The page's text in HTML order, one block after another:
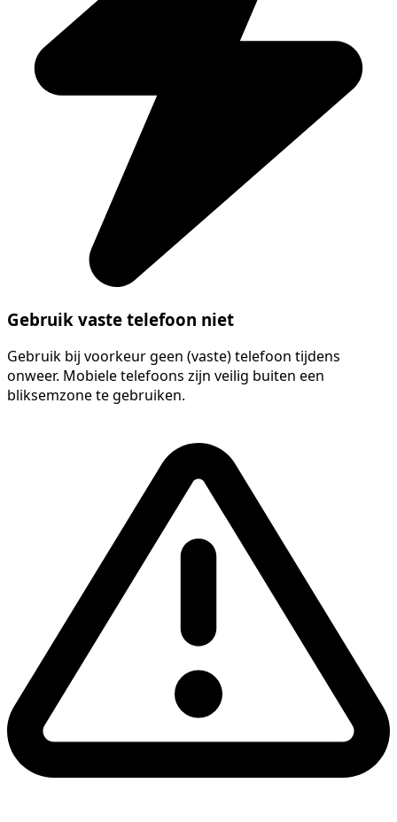
Gebruik vaste telefoon niet
Gebruik bij voorkeur geen (vaste) telefoon tijdens
onweer. Mobiele telefoons zijn veilig buiten een
bliksemzone te gebruiken.